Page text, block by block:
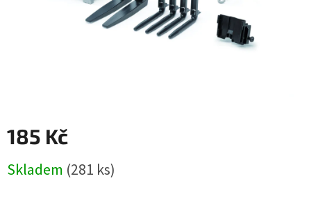
185 Kč
cena:
Skladem (281 ks)